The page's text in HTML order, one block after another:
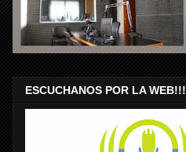
ESCUCHANOS POR LA WEB!!!